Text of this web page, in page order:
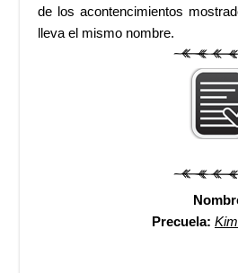
de los acontencimientos
lleva el mismo nombre.
Precuela: